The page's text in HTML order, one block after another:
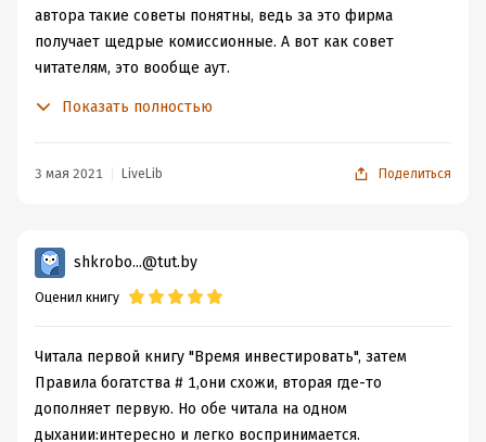
автора такие советы понятны, ведь за это фирма
получает щедрые комиссионные. А вот как совет
читателям, это вообще аут.
инвестированию.
вообще не писать, а просто дать ссылку на сайт фирмы
автора. Практической пользы от книги минимум.
Показать полностью
3 мая 2021 LiveLib Поделиться
shkrobo...@tut.by
Оценил книгу
Читала первой книгу "Время инвестировать", затем
Правила богатства # 1,они схожи, вторая где-то
дополняет первую. Но обе читала на одном
дыхании:интересно и легко воспринимается.